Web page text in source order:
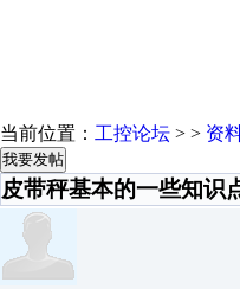
当前位置： 工控论坛 > > 资
我要发帖
皮带秤基本的一些知识